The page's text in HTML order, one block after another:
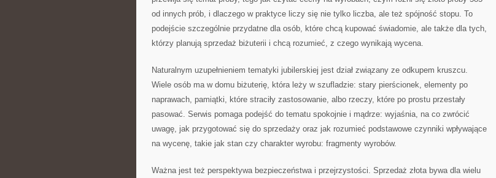
od innych prób, i dlaczego w praktyce liczy się nie tylko liczba, ale też spójność stopu. To
podejście szczególnie przydatne dla osób, które chcą kupować świadomie, ale także dla tych,
którzy planują sprzedaż biżuterii i chcą rozumieć, z czego wynikają wycena.
Naturalnym uzupełnieniem tematyki jubilerskiej jest dział związany ze odkupem kruszcu.
Wiele osób ma w domu biżuterię, która leży w szufladzie: stary pierścionek, elementy po
naprawach, pamiątki, które straciły zastosowanie, albo rzeczy, które po prostu przestały
pasować. Serwis pomaga podejść do tematu spokojnie i mądrze: wyjaśnia, na co zwrócić
uwagę, jak przygotować się do sprzedaży oraz jak rozumieć podstawowe czynniki wpływające
na wycenę, takie jak stan czy charakter wyrobu: fragmenty wyrobów.
Ważna jest też perspektywa bezpieczeństwa i przejrzystości. Sprzedaż złota bywa dla wielu